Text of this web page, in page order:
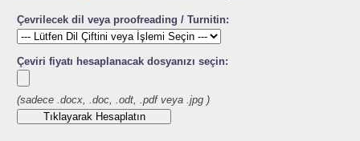
Çevrilecek dil veya proofreading / Turnitin:
Çeviri fiyatı hesaplanacak dosyanızı seçin:
(sadece .docx, .doc, .odt, .pdf veya .jpg )